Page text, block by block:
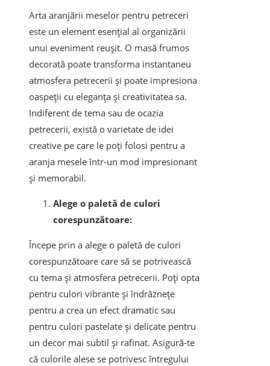
Arta aranjării meselor pentru petreceri
este un element esențial al organizării
unui eveniment reușit. O masă frumos
decorată poate transforma instantaneu
atmosfera petrecerii și poate impresiona
oaspeții cu eleganța și creativitatea sa.
Indiferent de tema sau de ocazia
petrecerii, există o varietate de idei
creative pe care le poți folosi pentru a
aranja mesele într-un mod impresionant
și memorabil.
Alege o paletă de culori
corespunzătoare:
Începe prin a alege o paletă de culori
corespunzătoare care să se potrivească
cu tema și atmosfera petrecerii. Poți opta
pentru culori vibrante și îndrăznețe
pentru a crea un efect dramatic sau
pentru culori pastelate și delicate pentru
un decor mai subtil și rafinat. Asigură-te
că culorile alese se potrivesc întregului